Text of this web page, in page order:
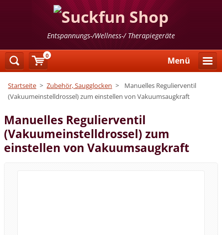
Entspannungs-/Wellness-/ Therapiegeräte
Menü
Startseite > Zubehör, Saugglocken >
Manuelles Regulierventil
(Vakuumeinstelldrossel) zum einstellen von Vakuumsaugkraft
Manuelles Regulierventil
(Vakuumeinstelldrossel) zum
einstellen von Vakuumsaugkraft
0